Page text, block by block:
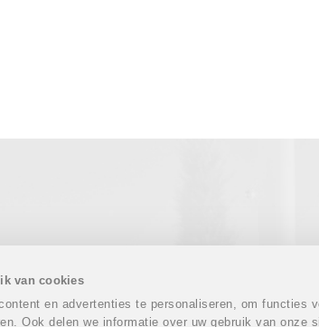
van cookies
en advertenties te personaliseren, om functies
Ook delen we informatie over uw gebruik van onze